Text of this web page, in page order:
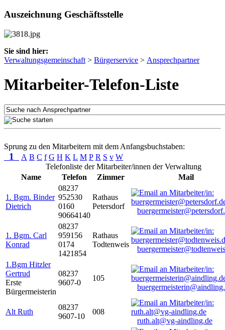
Auszeichnung Geschäftsstelle
Sie sind hier:
Verwaltungsgemeinschaft > Bürgerservice > Ansprechpartner
Mitarbeiter-Telefon-Liste
Sprung zu den Mitarbeitern mit dem Anfangsbuchstaben:
1 A B C f G H K L M P R S v W
Telefonliste der Mitarbeiter/innen der Verwaltung
Name
Telefon Zimmer Mail
1. Bgm. Binder
Dietrich
08237
952530
0160
90664140
Rathaus
Petersdorf
1. Bgm. Carl
Konrad
08237
959156
0174
1421854
Rathaus
Todtenweis
1.Bgm Hitzler
Gertrud
Erste
Bürgermeisterin
08237
9607-0
105
Alt Ruth
08237
9607-10
008
ruth.alt@vg-aindling.de